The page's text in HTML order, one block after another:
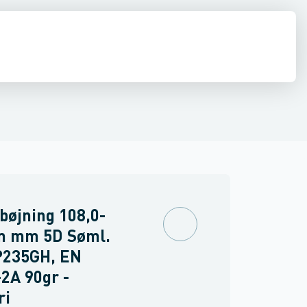
108,0-
mm 5D Søml.
EN
90gr -